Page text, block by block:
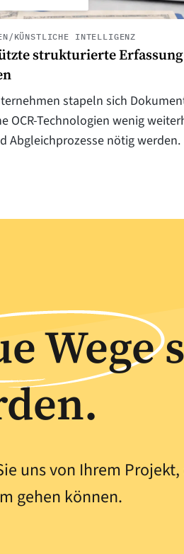
/ KÜNSTLICHE INTELLIGENZ
strukturierte
stapeln sich
OCR-Technologien wenig
Abgleichprozesse nötig
Wege
uns von Ihrem
gehen können.